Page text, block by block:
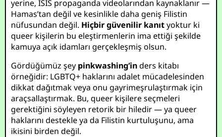
yerine, ISIS propaganda videolarından kaynaklanır —
Hamas’tan değil ve kesinlikle daha geniş Filistin
nüfusundan değil. Hiçbir güvenilir kanıtyoktur ki
queer kişilerin bu eleştirmenlerin ima ettiği şekilde
kamuya açık idamları gerçekleşmiş olsun.
Gördüğümüz şey pinkwashing’inders kitabı
örneğidir: LGBTQ+ haklarını adalet mücadelesinden
dikkat dağıtmak veya onu gayrimeşrulaştırmak için
araçsallaştırmak. Bu, queer kişilere seçmeleri
gerektiğini söyleyen retorik bir hiledir — ya queer
haklarını destekle ya da Filistin kurtuluşunu, ama
ikisini birden değil.